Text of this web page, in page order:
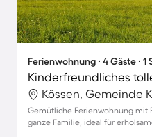
Ferienwohnung ∙ 4 Gäste ∙
Kössen, Gemeinde
Gemütliche Ferienwohnung mit
ganze Familie, ideal für